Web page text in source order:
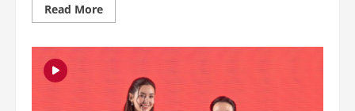
Read MoreRead
more
เพชญ์!